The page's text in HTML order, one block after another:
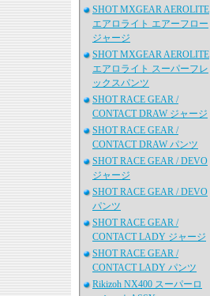
SHOT MXGEAR AEROLITE
エアロライト エアーフロー
ジャージ
SHOT MXGEAR AEROLITE
エアロライト スーパーフレ
ックスパンツ
SHOT RACE GEAR /
CONTACT DRAW ジャージ
SHOT RACE GEAR /
CONTACT DRAW パンツ
SHOT RACE GEAR / DEVO
ジャージ
SHOT RACE GEAR / DEVO
パンツ
SHOT RACE GEAR /
CONTACT LADY ジャージ
SHOT RACE GEAR /
CONTACT LADY パンツ
Rikizoh NX400 スーパーロ